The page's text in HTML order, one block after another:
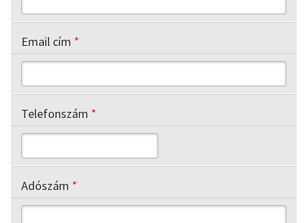
Email cím *
Telefonszám *
Adószám *